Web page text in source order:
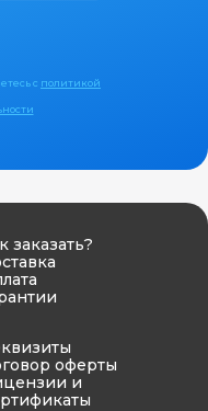
с политикой
заказать?
оферты
и